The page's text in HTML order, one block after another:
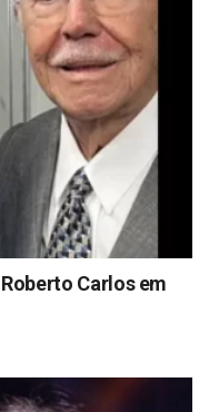
Carlos em